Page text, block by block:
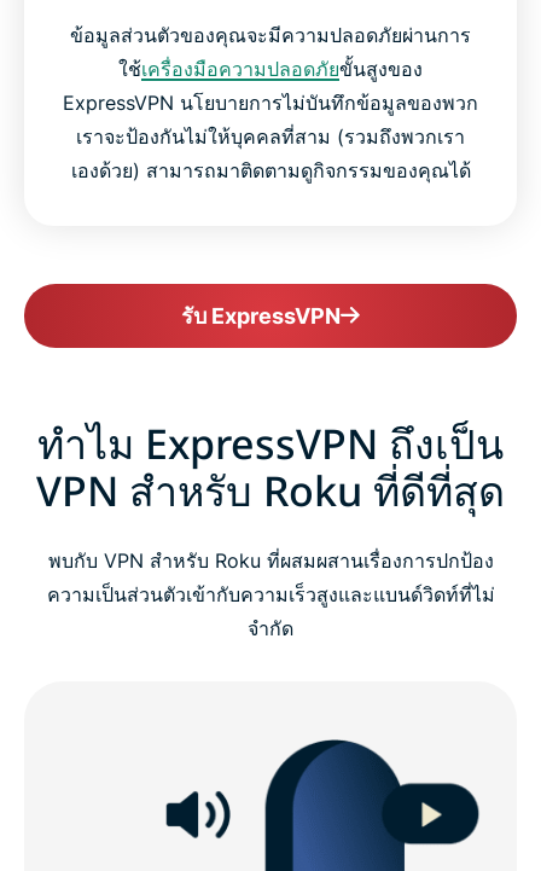
ข้อมูลส่วนตัวของคุณจะมีความปลอดภัยผ่านการ
ใช้เครื่องมือความปลอดภัยขั้นสูงของ
ExpressVPN นโยบายการไม่บันทึกข้อมูลของพวก
เราจะป้องกันไม่ให้บุคคลที่สาม (รวมถึงพวกเรา
เองด้วย) สามารถมาติดตามดูกิจกรรมของคุณได้
รับ ExpressVPN
ทำไม ExpressVPN ถึงเป็น
VPN สำหรับ Roku ที่ดีที่สุด
พบกับ VPN สำหรับ Roku ที่ผสมผสานเรื่องการปกป้อง
ความเป็นส่วนตัวเข้ากับความเร็วสูงและแบนด์วิดท์ที่ไม่
จำกัด